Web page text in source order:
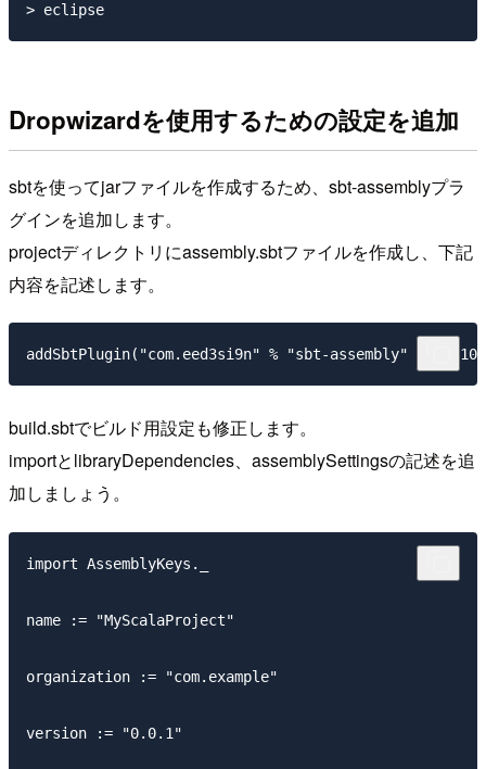
Dropwizardを使用するための設定を追加
sbtを使ってjarファイルを作成するため、sbt-assemblyプラ
グインを追加します。
projectディレクトリにassembly.sbtファイルを作成し、下記
内容を記述します。
build.sbtでビルド用設定も修正します。
importとlibraryDependencies、assemblySettingsの記述を追
加しましょう。
import AssemblyKeys._
name := "MyScalaProject"
organization := "com.example"
version := "0.0.1"